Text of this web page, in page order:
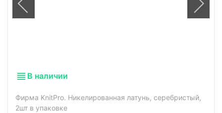
В наличии
Фирма KnitPro. Никелированная латунь, серебристый,
2шт в упаковке